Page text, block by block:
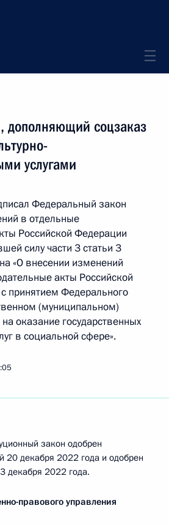
дополняющий соцзаказ
услугами
Федеральный закон
в отдельные
Российской Федерации
силу части 3 статьи 3
«О внесении изменений
акты Российской
принятием Федерального
(муниципальном)
оказание государственных
в социальной сфере».
закон одобрен
20 декабря 2022 года и одобрен
декабря 2022 года.
правового управления